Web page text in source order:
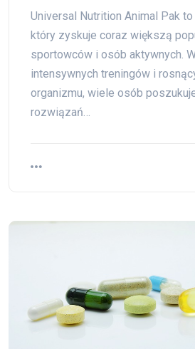
Universal Nutrition Animal Pak
który zyskuje coraz większą
sportowców i osób aktywnych.
intensywnych treningów i
organizmu, wiele osób
rozwiązań…